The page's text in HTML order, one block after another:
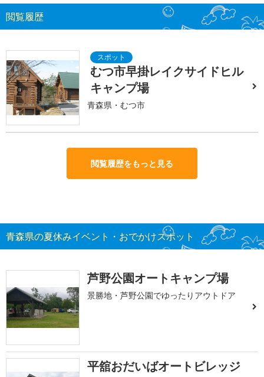
閲覧履歴
むつ市早掛レイクサイドヒル
キャンプ場
青森県・むつ市
閲覧履歴をもっと見る
青森県の夏休みイベント・おでかけスポット
芦野公園オートキャンプ場
景勝地・芦野公園でゆったりアウトドア
平舘おだいばオートビレッジ